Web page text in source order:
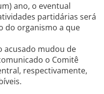
ano, o eventual
partidárias será
do organismo a que
acusado mudou de
o Comitê
respectivamente,